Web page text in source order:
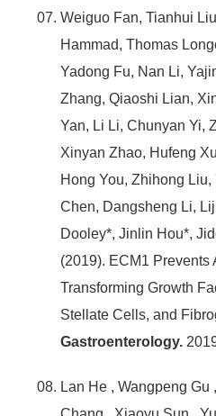
Weiguo Fan, Tianhui
Hammad, Thomas
Yadong Fu, Nan Li,
Zhang, Qiaoshi Lian,
Yan, Li Li, Chunyan Yi,
Xinyan Zhao, Hufeng
Hong You, Zhihong
Chen, Dangsheng Li,
Dooley*, Jinlin Hou*,
(2019). ECM1 Prevents
Transforming Growth
Stellate Cells, and
Gastroenterology.
Lan He , Wangpeng